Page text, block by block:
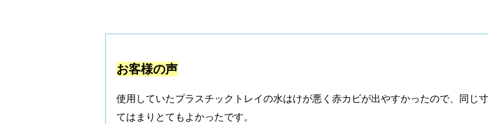
お客様の声
使用していたプラスチックトレイの水はけが悪く赤カビが出やすかったので、同じ
てはまりとてもよかったです。